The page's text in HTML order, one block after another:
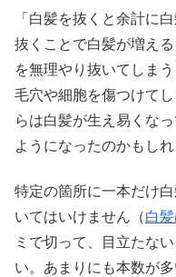
「白髪を抜くと余計に
抜くことで白髪が増え
を無理やり抜いてしま
毛穴や細胞を傷つけて
らは白髪が生え易くな
ようになったのかもしれ
特定の箇所に一本だけ
いてはいけません（白
ミで切って、目立たな
い。あまりにも本数が